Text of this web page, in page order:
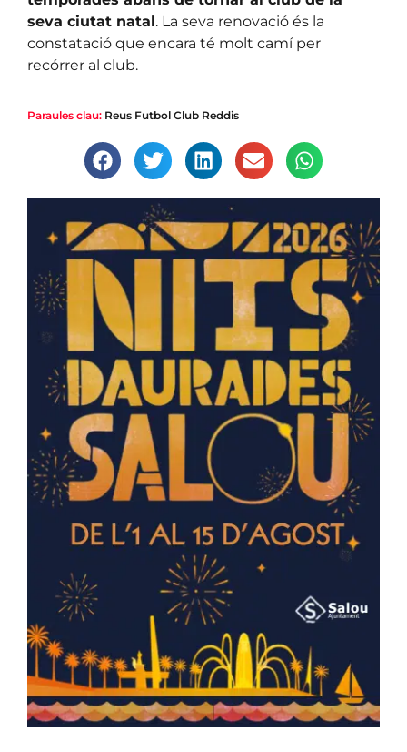
seva ciutat natal. La seva renovació és la
constatació que encara té molt camí per
recórrer al club.
Paraules clau: Reus Futbol Club Reddis